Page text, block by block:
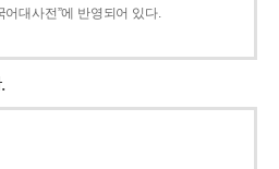
어대사전”에 반영되어 있다.